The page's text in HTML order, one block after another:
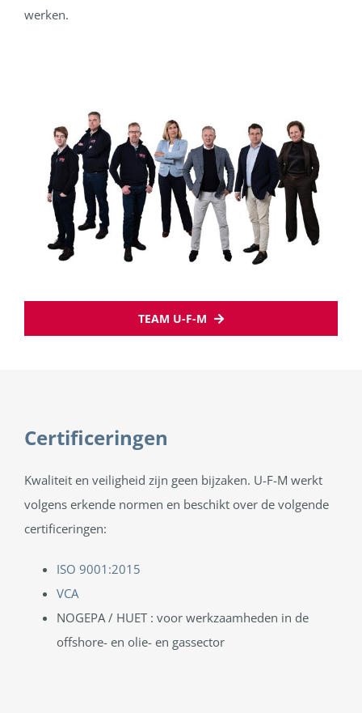
werken.
TEAM U-F-M
Certificeringen
Kwaliteit en veiligheid zijn geen bijzaken. U-F-M werkt
volgens erkende normen en beschikt over de volgende
certificeringen:
ISO 9001:2015
VCA
NOGEPA / HUET : voor werkzaamheden in de
offshore- en olie- en gassector